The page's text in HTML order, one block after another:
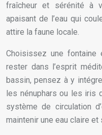
fraîcheur et sérénité à
apaisant de l’eau qui
attire la faune locale.
Choisissez une
rester dans l’esprit
bassin, pensez à y
les nénuphars ou les iris
système de circulation
maintenir une eau claire et